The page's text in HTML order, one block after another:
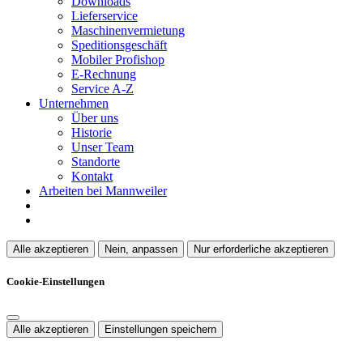
Lieferservice
Maschinenvermietung
Speditionsgeschäft
Mobiler Profishop
E-Rechnung
Service A-Z
Unternehmen
Über uns
Historie
Unser Team
Standorte
Kontakt
Arbeiten bei Mannweiler
Alle akzeptieren Nein, anpassen Nur erforderliche akzeptieren
Cookie-Einstellungen
Alle akzeptieren Einstellungen speichern